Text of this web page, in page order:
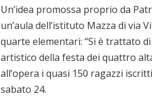
Un’idea promossa proprio da
un’aula dell’istituto Mazza di via
quarte elementari: “Si è trattato
artistico della festa dei quattro
all’opera i quasi 150 ragazzi
sabato 24.